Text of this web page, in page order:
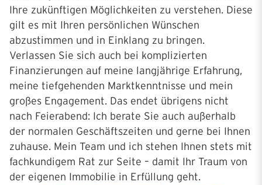
Ihre zukünftigen Möglichkeiten zu verstehen. Diese
gilt es mit Ihren persönlichen Wünschen
abzustimmen und in Einklang zu bringen.
Verlassen Sie sich auch bei komplizierten
Finanzierungen auf meine langjährige Erfahrung,
meine tiefgehenden Marktkenntnisse und mein
großes Engagement. Das endet übrigens nicht
nach Feierabend: Ich berate Sie auch außerhalb
der normalen Geschäftszeiten und gerne bei Ihnen
zuhause. Mein Team und ich stehen Ihnen stets mit
fachkundigem Rat zur Seite – damit Ihr Traum von
der eigenen Immobilie in Erfüllung geht.